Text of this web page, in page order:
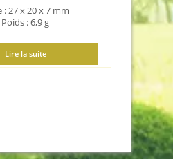
: 27 x 20 x 7 mm
Poids : 6,9 g
Lire la suite